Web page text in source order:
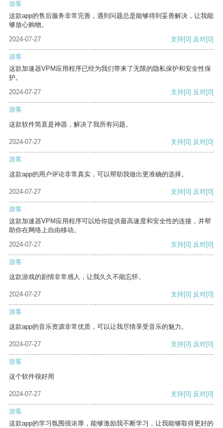
游客
这款app的售后服务非常完善，遇到问题总是能够得到妥善解决，让我能
够放心购物。
2024-07-27
支持[0] 反对[0]
游客
这款加速器VPM应用程序已经为我们带来了无限的隐私保护和安全性保
护。
2024-07-27
支持[0] 反对[0]
游客
这款软件简直是神器，解决了我所有问题。
2024-07-27 支持[0] 反对[0]
游客
这款app的用户评论非常真实，可以帮助我做出更准确的选择。
2024-07-27 支持[0] 反对[0]
游客
这款加速器VPM应用程序可以给你提供最高速度和安全性的连接，并帮
助你在网络上自由移动。
2024-07-27
支持[0] 反对[0]
游客
这款游戏的剧情非常感人，让我久久不能忘怀。
2024-07-27 支持[0] 反对[0]
游客
这款app的音乐资源非常优质，可以让我尽情享受音乐的魅力。
2024-07-27 支持[0] 反对[0]
游客
这个软件很好用
2024-07-27 支持[0] 反对[0]
游客
这款app的学习氛围很浓厚，能够激励我不断学习，让我能够取得更好的